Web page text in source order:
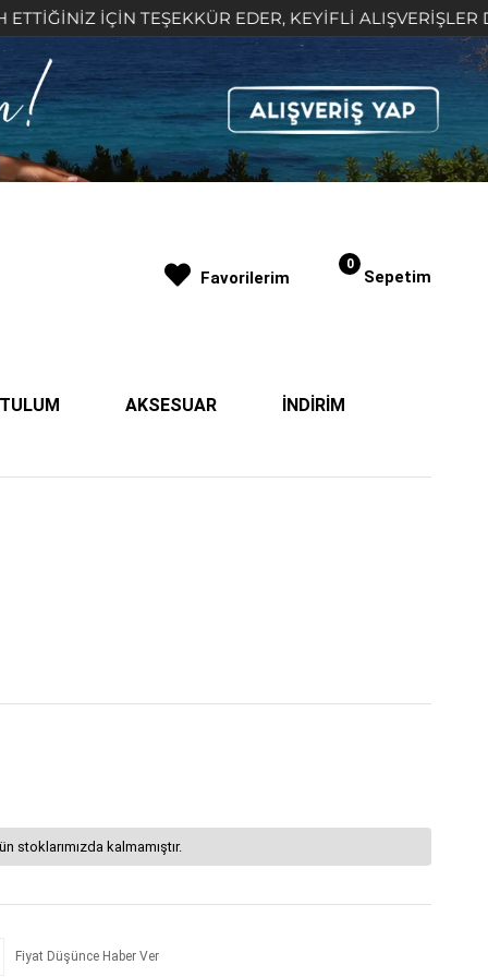
İÇİN TEŞEKKÜR EDER, KEYİFLİ ALIŞVERİŞLER DİLERİZ
Sepetim
0
AKSESUAR İNDİRİM
Favorilerim
stoklarımızda kalmamıştır.
Fiyat Düşünce Haber Ver